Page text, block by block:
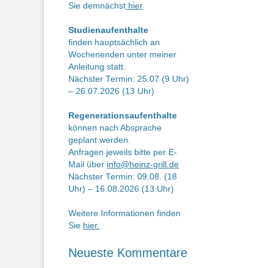
Sie demnächst hier
Studienaufenthalte
finden hauptsächlich an
Wochenenden unter meiner
Anleitung statt.
Nächster Termin: 25.07 (9 Uhr)
– 26.07.2026 (13 Uhr)
Regenerationsaufenthalte
können nach Absprache
geplant werden.
Anfragen jeweils bitte per E-
Mail über info@heinz-grill.de
Nächster Termin: 09.08. (18
Uhr) – 16.08.2026 (13 Uhr)
Weitere Informationen finden
Sie hier.
Neueste Kommentare